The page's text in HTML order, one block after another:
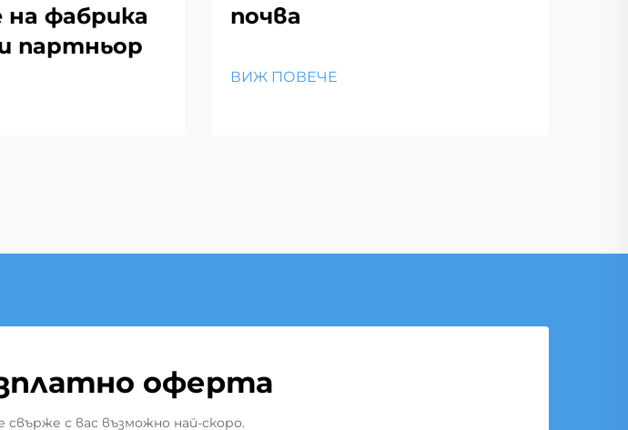
фабрика
партньор
почва
ВИЖ ПОВЕЧЕ
оферта
с вас възможно най-скоро.